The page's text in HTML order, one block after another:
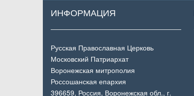
ИНФОРМАЦИЯ
Русская Православная Церковь
Московский Патриархат
Воронежская митрополия
Россошанская епархия
396659, Россия, Воронежская обл., г.